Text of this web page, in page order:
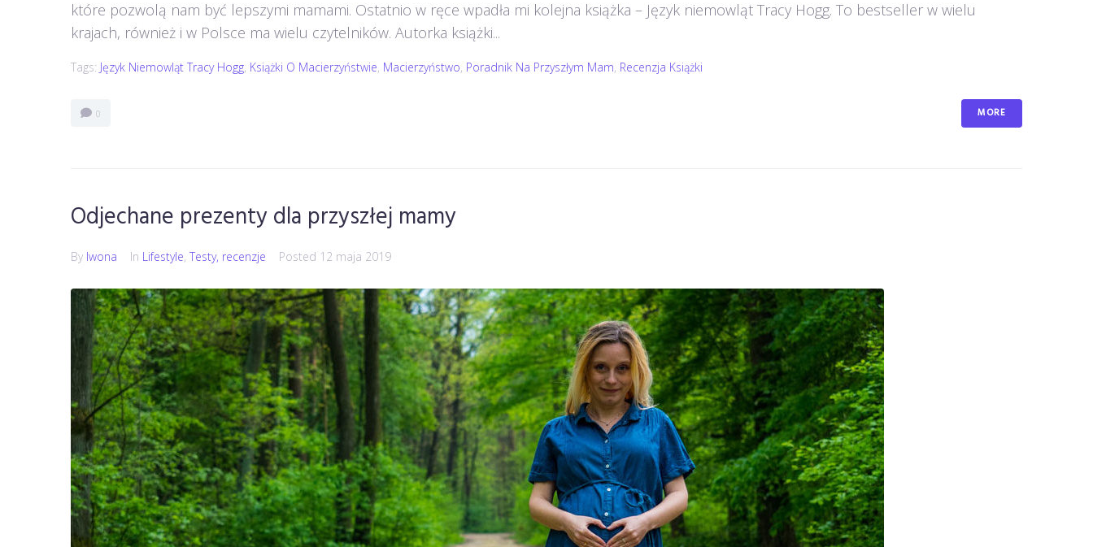
które pozwolą nam być lepszymi mamami. Ostatnio w ręce wpadła mi kolejna książka – Język niemowląt Tracy Hogg. To bestseller w wielu
krajach, również i w Polsce ma wielu czytelników. Autorka książki...
Tags: Język Niemowląt Tracy Hogg, Książki O Macierzyństwie, Macierzyństwo, Poradnik Na Przyszłym Mam, Recenzja Książki
0 MORE
Odjechane prezenty dla przyszłej mamy
By Iwona In Lifestyle, Testy, recenzje Posted 12 maja 2019